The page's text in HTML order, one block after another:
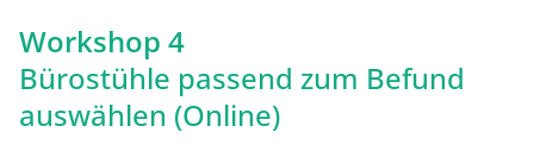
Workshop 4
Bürostühle passend zum Befund
auswählen (Online)